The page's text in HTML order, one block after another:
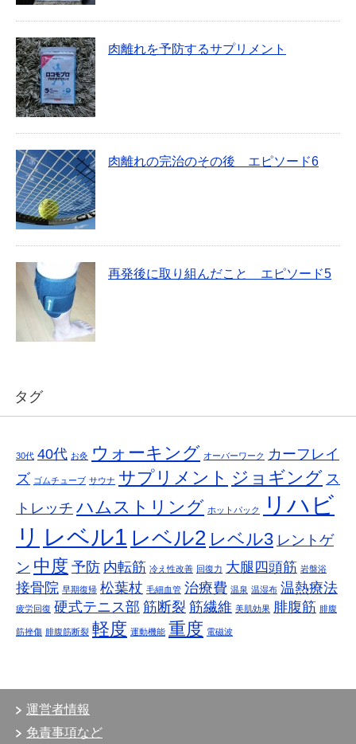
肉離れを予防するサプリメント
肉離れの完治のその後 エピソード6
再発後に取り組んだこと エピソード5
タグ
30代 40代 お灸 ウォーキング オーバーワーク
カーフレイ
ズ ゴムチューブ サウナ サプリメント ジョギング ス
トレッチ ハムストリング ホットパック
リハビ
リ レベル1 レベル2 レベル3 レントゲ
ン 中度 予防 内転筋 冷え性改善 回復力 大腿四頭筋 岩盤浴
接骨院 早期復帰 松葉杖 毛細血管 治療費 温泉 温湿布 温熱療法
疲労回復 硬式テニス部 筋断裂 筋繊維 美肌効果 腓腹筋 腓腹
筋挫傷 腓腹筋断裂 軽度 運動機能 重度 電磁波
運営者情報
免責事項など